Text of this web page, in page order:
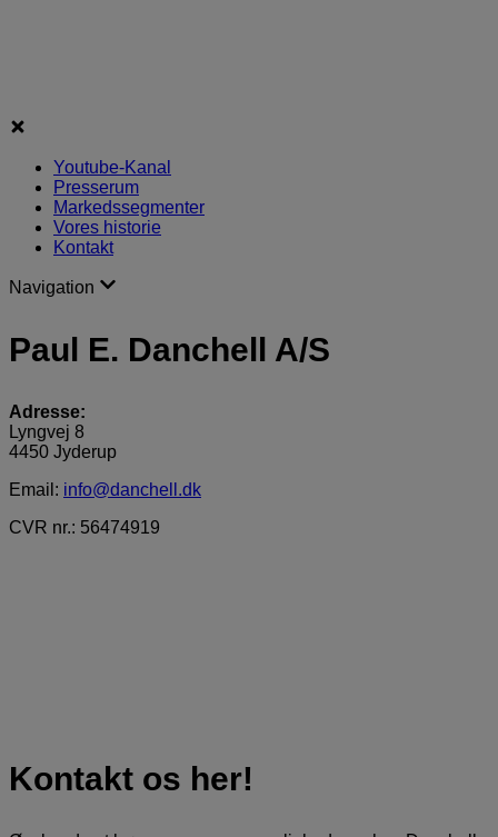
Youtube-Kanal
Presserum
Markedssegmenter
Vores historie
Kontakt
Navigation
Paul E. Danchell A/S
Adresse:
Lyngvej 8
4450 Jyderup
Email: info@danchell.dk
CVR nr.: 56474919
Kontakt os her!